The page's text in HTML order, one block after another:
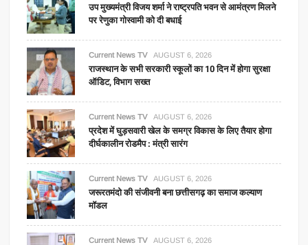
उप मुख्यमंत्री विजय शर्मा ने राष्ट्रपति भवन से आमंत्रण मिलने
पर रेणुका गोस्वामी को दी बधाई
Current News TV AUGUST 6, 2026
राजस्थान के सभी सरकारी स्कूलों का 10 दिन में होगा सुरक्षा
ऑडिट, विभाग सख्त
Current News TV AUGUST 6, 2026
प्रदेश में घुड़सवारी खेल के समग्र विकास के लिए तैयार होगा
दीर्घकालीन रोडमैप : मंत्री सारंग
Current News TV AUGUST 6, 2026
जरूरतमंदो की संजीवनी बना छत्तीसगढ़ का समाज कल्याण
मॉडल
Current News TV AUGUST 6, 2026